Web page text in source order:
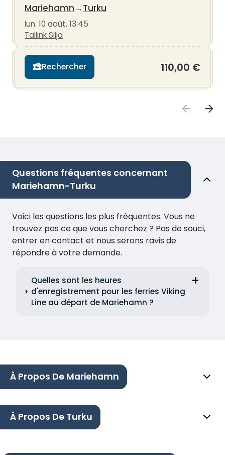
Mariehamn→Turku
lun. 10 août, 13:45
Tallink Silja
Rechercher 110,00 €
Questions fréquentes concernant
Mariehamn-Turku
Voici les questions les plus fréquentes. Vous ne
trouvez pas ce que vous cherchez ? Pas de souci,
entrer en contact et nous serons ravis de
répondre à votre demande.
Quelles sont les heures
d'enregistrement pour les ferries Viking
Line au départ de Mariehamn ?
À Propos De Mariehamn
À Propos De Turku